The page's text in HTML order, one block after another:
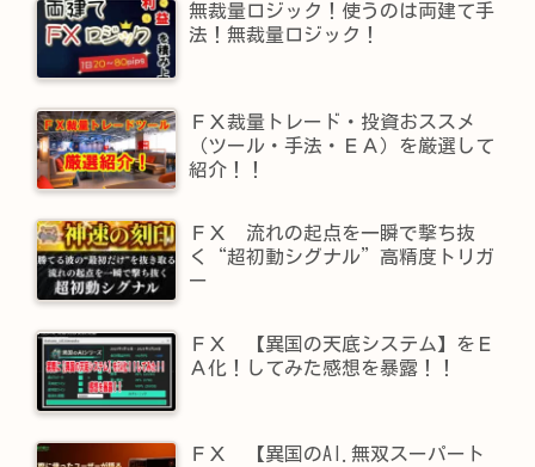
無裁量ロジック！使うのは両建て手
法！無裁量ロジック！
ＦＸ裁量トレード・投資おススメ
（ツール・手法・ＥＡ）を厳選して
紹介！！
ＦＸ 流れの起点を一瞬で撃ち抜
く“超初動シグナル”高精度トリガ
ー
ＦＸ 【異国の天底システム】をＥ
Ａ化！してみた感想を暴露！！
ＦＸ 【異国のAI.無双スーパート